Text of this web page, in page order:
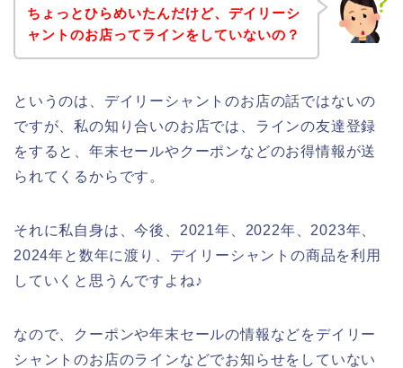
ちょっとひらめいたんだけど、デイリーシ
ャントのお店ってラインをしていないの？
というのは、デイリーシャントのお店の話ではないの
ですが、私の知り合いのお店では、ラインの友達登録
をすると、年末セールやクーポンなどのお得情報が送
られてくるからです。
それに私自身は、今後、2021年、2022年、2023年、
2024年と数年に渡り、デイリーシャントの商品を利用
していくと思うんですよね♪
なので、クーポンや年末セールの情報などをデイリー
シャントのお店のラインなどでお知らせをしていない